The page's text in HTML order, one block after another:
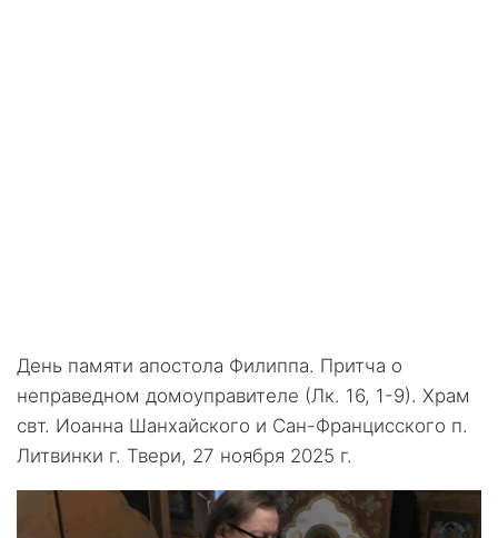
День памяти апостола Филиппа. Притча о
неправедном домоуправителе (Лк. 16, 1-9). Храм
свт. Иоанна Шанхайского и Сан-Францисского п.
Литвинки г. Твери, 27 ноября 2025 г.